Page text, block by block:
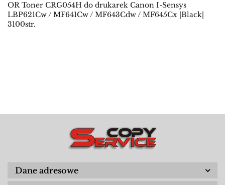
OR Toner CRG054H do drukarek Canon I-Sensys
LBP621Cw / MF641Cw / MF643Cdw / MF645Cx |Black|
3100str.
Dane adresowe